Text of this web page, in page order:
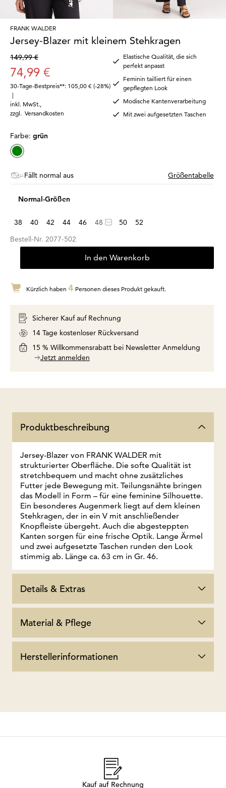
FRANK WALDER
Jersey-Blazer mit kleinem Stehkragen
149,99 €
74,99 €
30-Tage-Bestpreis**: 105,00 € (-28%)
|
inkl. MwSt.
zzgl. Versandkosten
Elastische Qualität, die sich
perfekt anpasst
Feminin tailliert für einen
gepflegten Look
Modische Kantenverarbeitung
Mit zwei aufgesetzten Taschen
Farbe: grün
Fällt normal aus Größentabelle
Normal-Größen
38 40 42 44 46 48 50
52
Bestell-Nr. 2077-502
In den Warenkorb
Kürzlich haben 4 Personen dieses Produkt gekauft.
Sicherer Kauf auf Rechnung
14 Tage kostenloser Rückversand
15 % Willkommensrabatt bei Newsletter Anmeldung
Jetzt anmelden
Produktbeschreibung
Jersey-Blazer von FRANK WALDER mit
strukturierter Oberfläche. Die softe Qualität ist
stretchbequem und macht ohne zusätzliches
Futter jede Bewegung mit. Teilungsnähte bringen
das Modell in Form – für eine feminine Silhouette.
Ein besonderes Augenmerk liegt auf dem kleinen
Stehkragen, der in ein V mit anschließender
Knopfleiste übergeht. Auch die abgesteppten
Kanten sorgen für eine frische Optik. Lange Ärmel
und zwei aufgesetzte Taschen runden den Look
stimmig ab. Länge ca. 63 cm in Gr. 46.
Details & Extras
Material & Pflege
Herstellerinformationen
Kauf auf Rechnung